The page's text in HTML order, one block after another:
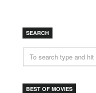
SEARCH
BEST OF MOVIES